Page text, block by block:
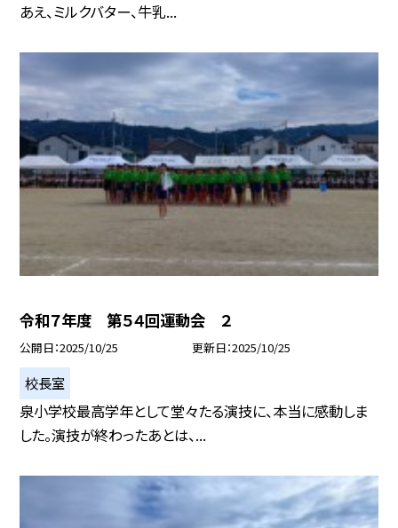
あえ、ミルクバター、牛乳...
令和７年度 第５４回運動会 ２
公開日 2025/10/25 更新日 2025/10/25
校長室
泉小学校最高学年として堂々たる演技に、本当に感動しま
した。演技が終わったあとは、...